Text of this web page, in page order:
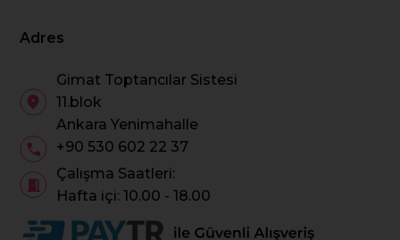
Adres
Gimat Toptancılar Sistesi
11.blok
Ankara Yenimahalle
+90 530 602 22 37
Çalışma Saatleri:
Hafta içi: 10.00 - 18.00